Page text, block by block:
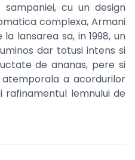
cu un design
complexa, Armani
lansarea sa, in 1998, un
dar totusi intens si
de ananas, pere si
a acordurilor
rafinamentul lemnului de